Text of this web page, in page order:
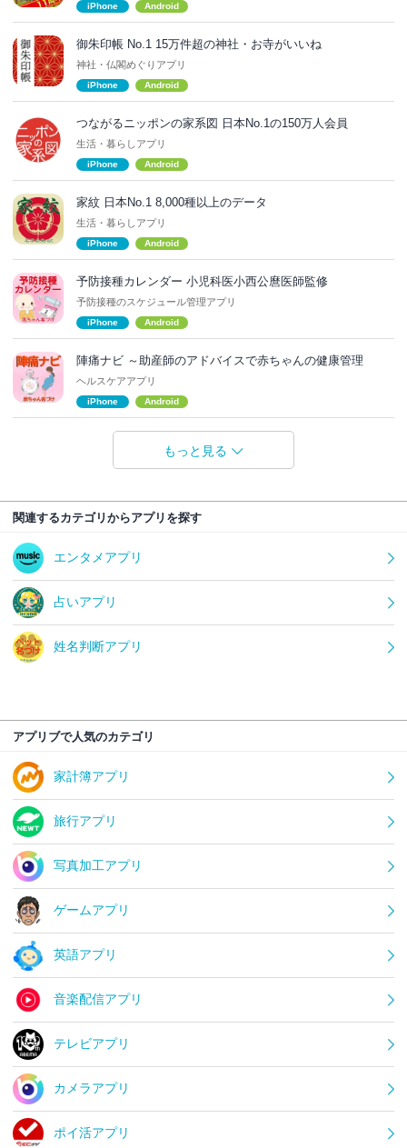
iPhone Android
御朱印帳 No.1 15万件超の神社・お寺がいいね
神社・仏閣めぐりアプリ
iPhone Android
つながるニッポンの家系図 日本No.1の150万人会員
生活・暮らしアプリ
iPhone Android
家紋 日本No.1 8,000種以上のデータ
生活・暮らしアプリ
iPhone Android
予防接種カレンダー 小児科医小西公麿医師監修
予防接種のスケジュール管理アプリ
iPhone Android
陣痛ナビ ～助産師のアドバイスで赤ちゃんの健康管理
ヘルスケアアプリ
iPhone Android
もっと見る
関連するカテゴリからアプリを探す
エンタメアプリ
占いアプリ
姓名判断アプリ
アプリブで人気のカテゴリ
家計簿アプリ
旅行アプリ
写真加工アプリ
ゲームアプリ
英語アプリ
音楽配信アプリ
テレビアプリ
カメラアプリ
ポイ活アプリ